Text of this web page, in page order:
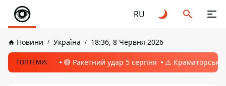
RU
Новини Україна 18:36, 8 Червня 2026
ТОПТЕМИ: 🔴 Ракетний удар 5 серпня ⚠️ Краматорськ,